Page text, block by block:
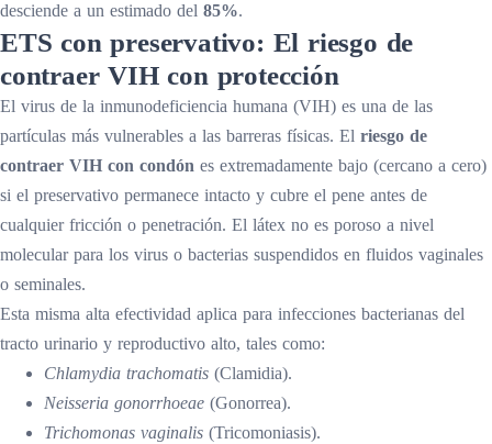
desciende a un estimado del 85%.
ETS con preservativo: El riesgo de
contraer VIH con protección
El virus de la inmunodeficiencia humana (VIH) es una de las
partículas más vulnerables a las barreras físicas. El riesgo de
contraer VIH con condón es extremadamente bajo (cercano a cero)
si el preservativo permanece intacto y cubre el pene antes de
cualquier fricción o penetración. El látex no es poroso a nivel
molecular para los virus o bacterias suspendidos en fluidos vaginales
o seminales.
Esta misma alta efectividad aplica para infecciones bacterianas del
tracto urinario y reproductivo alto, tales como:
Chlamydia trachomatis (Clamidia).
Neisseria gonorrhoeae (Gonorrea).
Trichomonas vaginalis (Tricomoniasis).